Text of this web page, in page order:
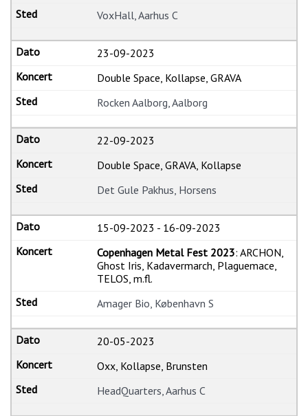
VoxHall, Aarhus C
23-09-2023
Double Space, Kollapse, GRAVA
Rocken Aalborg, Aalborg
22-09-2023
Double Space, GRAVA, Kollapse
Det Gule Pakhus, Horsens
15-09-2023 - 16-09-2023
Copenhagen Metal Fest 2023: ARCHON,
Ghost Iris, Kadavermarch, Plaguemace,
TELOS, m.fl.
Amager Bio, København S
20-05-2023
Oxx, Kollapse, Brunsten
HeadQuarters, Aarhus C